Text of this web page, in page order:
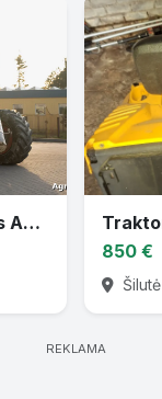
Traktorius Class Axion 830
850 €
Šilutė
REKLAMA